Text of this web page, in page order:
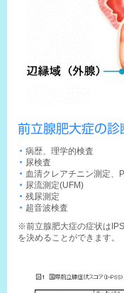
前立腺肥大症の診
病歴、理学的検査
尿検査
血清クレアチニン測定、
尿流測定(UFM)
残尿測定
超音波検査
※前立腺肥大症の症状は
を決めることができます。